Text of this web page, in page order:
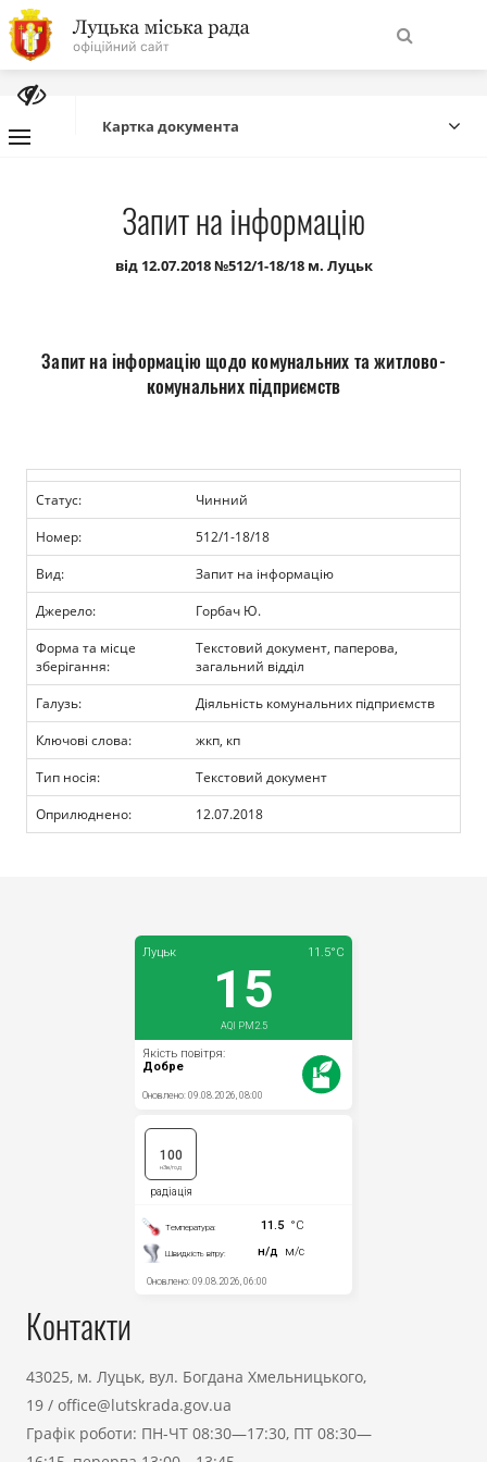
На
головну
сайту
Про місто
Міська влада
Бюджет
Прозорість влади
Документи
Картка документа
Запит на інформацію
від 12.07.2018 №512/1-18/18 м. Луцьк
Запит на інформацію щодо комунальних та житлово-
комунальних підприємств
Статус:
Чинний
Номер:
512/1-18/18
Вид:
Запит на інформацію
Джерело:
Горбач Ю.
Форма та місце
зберігання:
Текстовий документ, паперова,
загальний відділ
Галузь:
Діяльність комунальних підприємств
Ключові слова:
жкп, кп
Тип носія:
Текстовий документ
Оприлюднено:
12.07.2018
Контакти
43025, м. Луцьк, вул. Богдана Хмельницького,
19 / office@lutskrada.gov.ua
Графік роботи: ПН-ЧТ 08:30—17:30, ПТ 08:30—